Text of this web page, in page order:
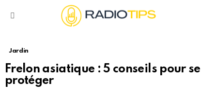
Jardin
Frelon asiatique : 5 conseils pour se
protéger